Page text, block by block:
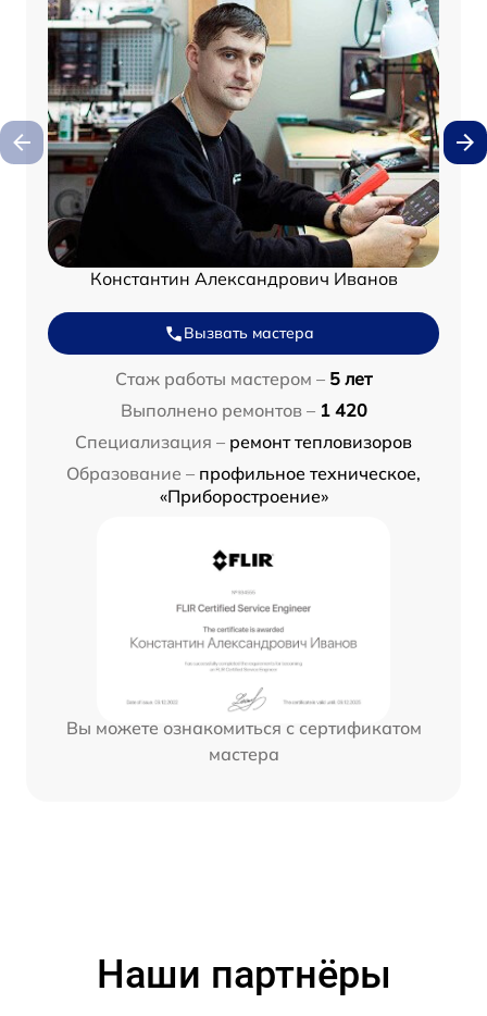
Константин Александрович Иванов
Вызвать мастера
Стаж работы мастером – 5 лет
Выполнено ремонтов – 1 420
Специализация – ремонт тепловизоров
Образование – профильное техническое,
«Приборостроение»
Вы можете ознакомиться с сертификатом
мастера
Наши партнёры